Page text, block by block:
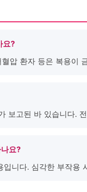
요?
압 환자 등은 복용이
보고된 바 있습니다.
요?
니다. 심각한 부작용